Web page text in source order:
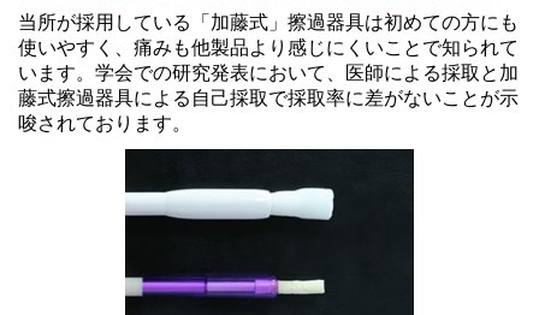
当所が採用している「加藤式」擦過器具は初めての方にも
使いやすく、痛みも他製品より感じにくいことで知られて
います。学会での研究発表において、医師による採取と加
藤式擦過器具による自己採取で採取率に差がないことが示
唆されております。